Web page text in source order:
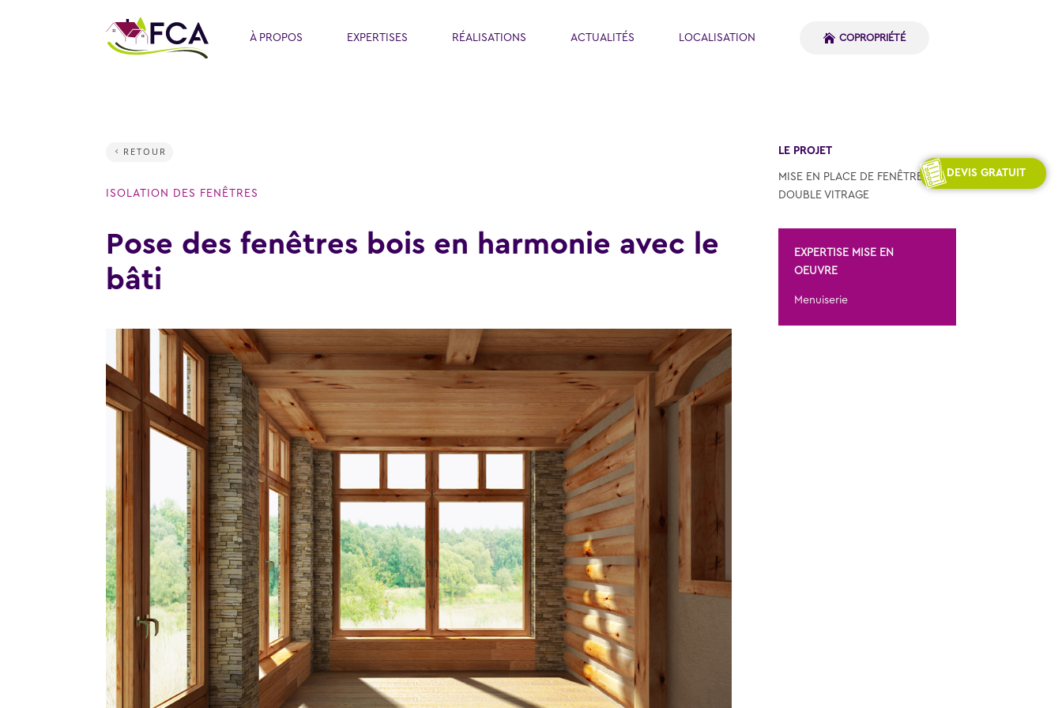
À PROPOS EXPERTISES RÉALISATIONS ACTUALITÉS LOCALISATION COPROPRIÉTÉ
RETOUR
ISOLATION DES FENÊTRES
Pose des fenêtres bois en harmonie avec le
bâti
LE PROJET
MISE EN PLACE DE FENÊTRES
DOUBLE VITRAGE
EXPERTISE MISE EN
OEUVRE
Menuiserie
DEVIS GRATUIT